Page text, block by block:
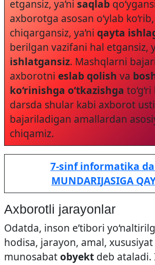
etgansiz, ya’ni saqlab
axborotga asosan o‘ylab
chiqargansiz, ya’ni qayta
berilgan vazifani hal etgansiz,
ishlatgansiz. Mashqlarni
axborotni eslab qolish va
ko‘rinishga o‘tkazishga
darsda shular kabi axborot
bajariladigan amallardan
chiqamiz.
7-sinf informatika
MUNDARIJASIGA
Axborotli jarayonlar
Odatda, inson e’tibori
hodisa, jarayon, amal,
munosabatobyekt deb